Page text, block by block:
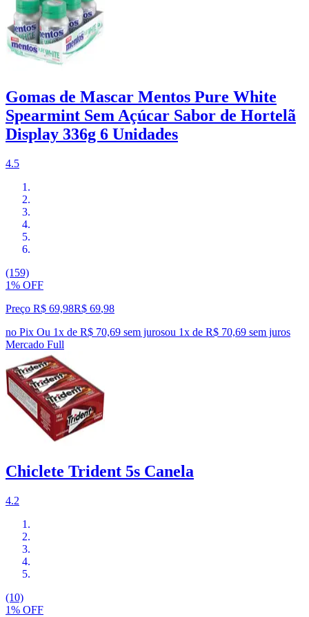
Gomas de Mascar Mentos Pure White
Spearmint Sem Açúcar Sabor de Hortelã
Display 336g 6 Unidades
4.5
(159)
1% OFF
Preço R$ 69,98R$ 69,98
no Pix Ou 1x de R$ 70,69 sem jurosou 1x de R$ 70,69 sem juros
Mercado Full
Chiclete Trident 5s Canela
4.2
(10)
1% OFF